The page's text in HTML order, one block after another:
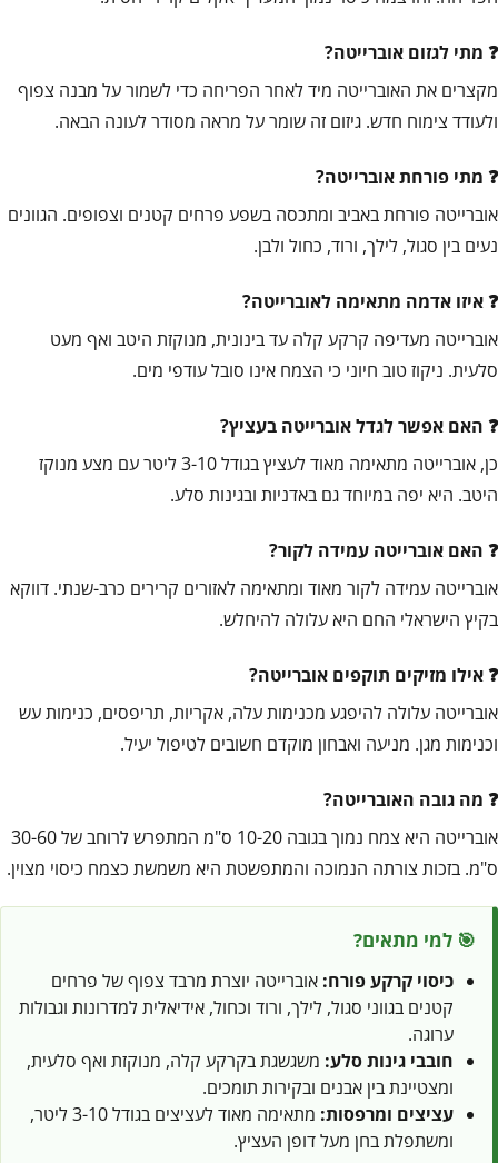
מתי לגזום אוברייטה?
מקצרים את האוברייטה מיד לאחר הפריחה כדי לשמור על מבנה צפוף
ולעודד צימוח חדש. גיזום זה שומר על מראה מסודר לעונה הבאה.
מתי פורחת אוברייטה?
אוברייטה פורחת באביב ומתכסה בשפע פרחים קטנים וצפופים. הגוונים
נעים בין סגול, לילך, ורוד, כחול ולבן.
איזו אדמה מתאימה לאוברייטה?
אוברייטה מעדיפה קרקע קלה עד בינונית, מנוקזת היטב ואף מעט
סלעית. ניקוז טוב חיוני כי הצמח אינו סובל עודפי מים.
האם אפשר לגדל אוברייטה בעציץ?
כן, אוברייטה מתאימה מאוד לעציץ בגודל 3-10 ליטר עם מצע מנוקז
היטב. היא יפה במיוחד גם באדניות ובגינות סלע.
האם אוברייטה עמידה לקור?
אוברייטה עמידה לקור מאוד ומתאימה לאזורים קרירים כרב-שנתי. דווקא
בקיץ הישראלי החם היא עלולה להיחלש.
אילו מזיקים תוקפים אוברייטה?
אוברייטה עלולה להיפגע מכנימות עלה, אקריות, תריפסים, כנימות עש
וכנימות מגן. מניעה ואבחון מוקדם חשובים לטיפול יעיל.
מה גובה האוברייטה?
אוברייטה היא צמח נמוך בגובה 10-20 ס"מ המתפרש לרוחב של 30-60
ס"מ. בזכות צורתה הנמוכה והמתפשטת היא משמשת כצמח כיסוי מצוין.
🎯 למי מתאים?
כיסוי קרקע פורח: אוברייטה יוצרת מרבד צפוף של פרחים
קטנים בגווני סגול, לילך, ורוד וכחול, אידיאלית למדרונות וגבולות
ערוגה.
חובבי גינות סלע: משגשגת בקרקע קלה, מנוקזת ואף סלעית,
ומצטיינת בין אבנים ובקירות תומכים.
עציצים ומרפסות:
מתאימה מאוד לעציצים בגודל 3-10 ליטר,
ומשתפלת בחן מעל דופן העציץ.